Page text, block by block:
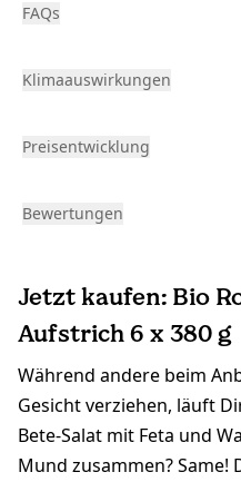
FAQs
Klimaauswirkungen
Preisentwicklung
Bewertungen
Jetzt kaufen: Bio
Aufstrich 6 x 380 g
Während andere beim
Gesicht verziehen, läuft
Bete-Salat mit Feta und
Mund zusammen? Same!